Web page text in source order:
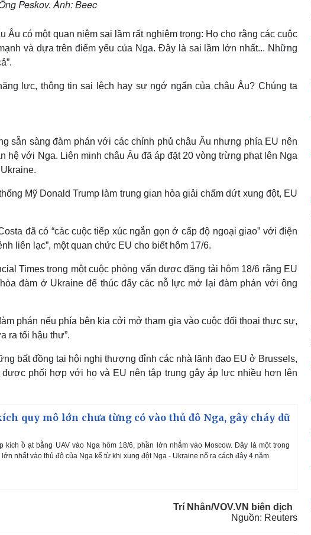
Peskov. Ảnh: Beec
có một quan niệm sai lầm rất nghiêm trọng: Họ cho rằng các cuộc
và dựa trên điểm yếu của Nga. Đây là sai lầm lớn nhất... Những
lực, thông tin sai lệch hay sự ngớ ngẩn của châu Âu? Chúng ta
sẵn sàng đàm phán với các chính phủ châu Âu nhưng phía EU nên
hệ với Nga. Liên minh châu Âu đã áp đặt 20 vòng trừng phạt lên Nga
Mỹ Donald Trump làm trung gian hòa giải chấm dứt xung đột, EU
đã có “các cuộc tiếp xúc ngắn gọn ở cấp độ ngoại giao” với điện
liên lạc”, một quan chức EU cho biết hôm 17/6.
Times trong một cuộc phỏng vấn được đăng tải hôm 18/6 rằng EU
đàm ở Ukraine để thúc đẩy các nỗ lực mở lại đàm phán với ông
phán nếu phía bên kia cởi mở tham gia vào cuộc đối thoại thực sự,
ra tối hậu thư”.
bất đồng tại hội nghị thượng đỉnh các nhà lãnh đạo EU ở Brussels,
phối hợp với họ và EU nên tập trung gây áp lực nhiều hơn lên
quy mô lớn chưa từng có vào thủ đô Nga, gây cháy dữ
kích ồ ạt bằng UAV vào Nga hôm 18/6, phần lớn nhắm vào Moscow. Đây là một trong
nhất vào thủ đô của Nga kể từ khi xung đột Nga - Ukraine nổ ra cách đây 4 năm.
Trí Nhân/VOV.VN biên dịch
Nguồn: Reuters